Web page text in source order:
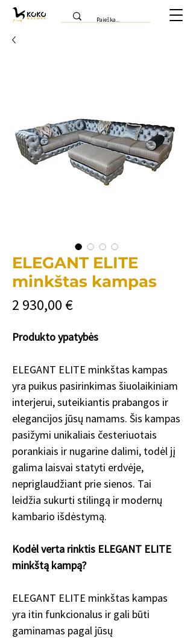
ELEGANT ELITE
minkštas kampas
2 930,00 €Цена
Produkto ypatybės
ELEGANT ELITE minkštas kampas
yra puikus pasirinkimas šiuolaikiniam
interjerui, suteikiantis prabangos ir
elegancijos jūsų namams. Šis kampas
pasižymi unikaliais česteriuotais
porankiais ir nugarine dalimi, todėl jį
galima laisvai statyti erdvėje,
nepriglaudžiant prie sienos. Tai
leidžia sukurti stilingą ir modernų
kambario išdėstymą.
Kodėl verta rinktis ELEGANT ELITE
minkštą kampą?
ELEGANT ELITE minkštas kampas
yra itin funkcionalus ir gali būti
gaminamas pagal jūsų